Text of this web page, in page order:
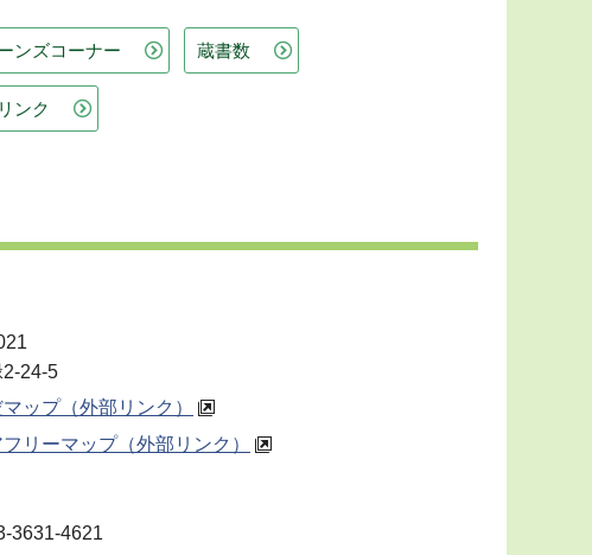
ンズコーナー 蔵書数
ンク
24-5
ップ（外部リンク）
リーマップ（外部リンク）
3631-4621